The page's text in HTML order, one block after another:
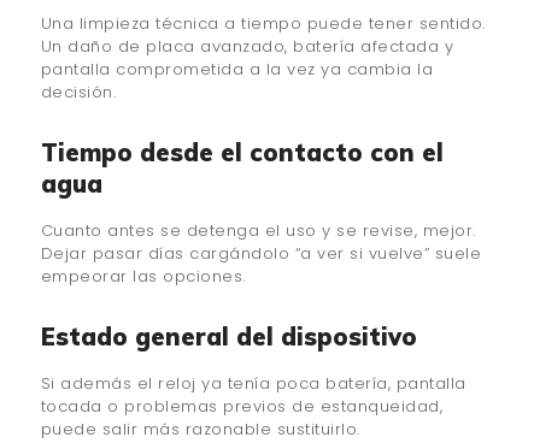
Una limpieza técnica a tiempo puede tener sentido.
Un daño de placa avanzado, batería afectada y
pantalla comprometida a la vez ya cambia la
decisión.
Tiempo desde el contacto con el
agua
Cuanto antes se detenga el uso y se revise, mejor.
Dejar pasar días cargándolo “a ver si vuelve” suele
empeorar las opciones.
Estado general del dispositivo
Si además el reloj ya tenía poca batería, pantalla
tocada o problemas previos de estanqueidad,
puede salir más razonable sustituirlo.